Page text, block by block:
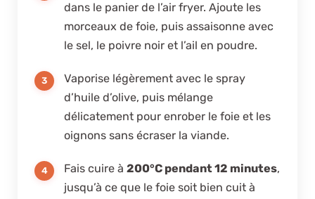
dans le panier de l’air fryer. Ajoute les
morceaux de foie, puis assaisonne avec
le sel, le poivre noir et l’ail en poudre.
Vaporise légèrement avec le spray
d’huile d’olive, puis mélange
délicatement pour enrober le foie et les
oignons sans écraser la viande.
Fais cuire à 200°C pendant 12 minutes,
jusqu’à ce que le foie soit bien cuit à